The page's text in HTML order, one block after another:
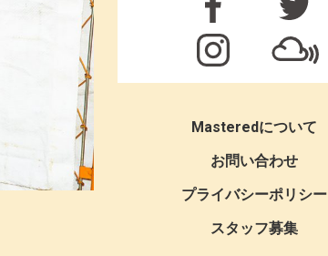
Masteredについて
お問い合わせ
プライバシーポリシー
スタッフ募集